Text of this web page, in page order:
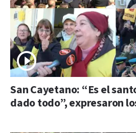
San Cayetano: “Es el
dado todo”, expresaron